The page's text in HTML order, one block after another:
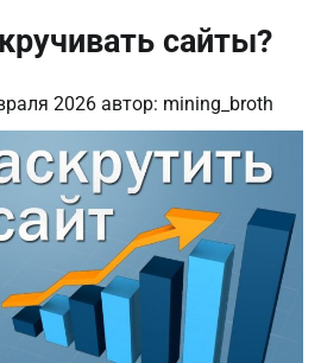
сайты?
2026 автор: mining_broth